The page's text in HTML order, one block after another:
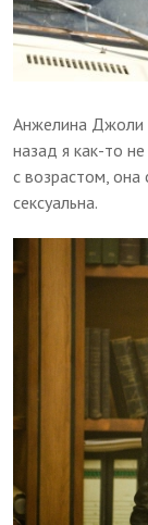
Анжелина Джоли
назад я как-то
с возрастом, она
сексуальна.